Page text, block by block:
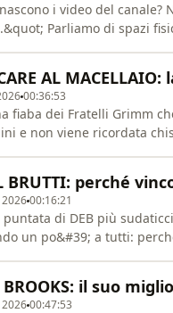
i video del
Parliamo di spazi
AL
00:36:53
fiaba dei Fratelli Grimm
e non viene ricordata
e come
BRUTTI: perché
00:16:21
puntata di DEB più
un po&#39; a tutti:
BROOKS: il suo
00:47:53